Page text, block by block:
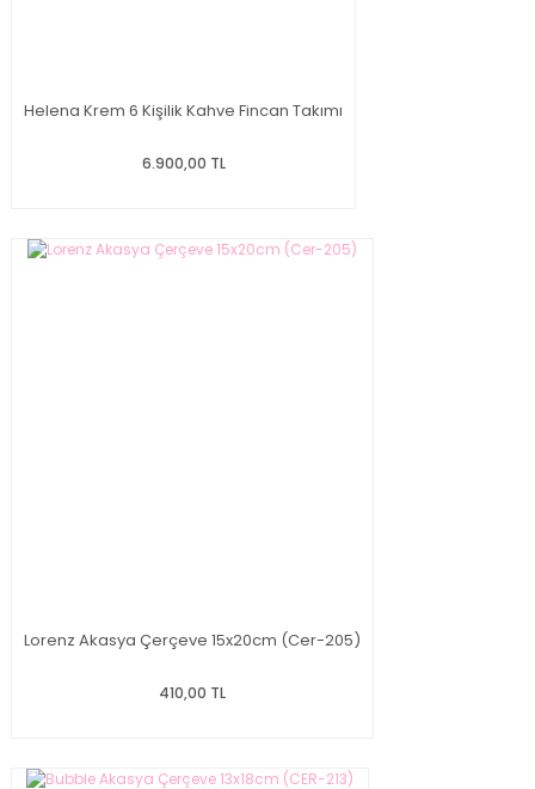
Helena Krem 6 Kişilik Kahve Fincan Takımı
6.900,00 TL
Lorenz Akasya Çerçeve 15x20cm (Cer-205)
410,00 TL